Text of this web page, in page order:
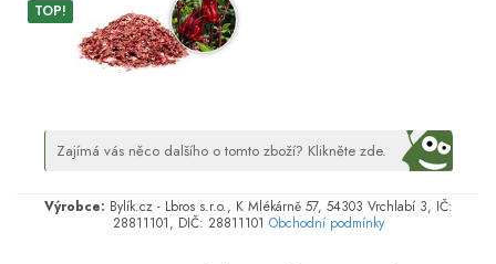
TOP!
Zajímá vás něco dalšího o tomto zboží? Klikněte zde.
Výrobce: Bylík.cz - Lbros s.r.o., K Mlékárně 57, 54303 Vrchlabí 3, IČ:
28811101, DIČ: 28811101 Obchodní podmínky